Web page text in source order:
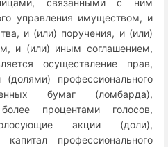
связанными с ним
управления имуществом, и
и (или) поручения, и (или)
и (или) иным соглашением,
осуществление прав,
профессионального
бумаг (ломбарда),
процентами голосов,
акции (доли),
профессионального